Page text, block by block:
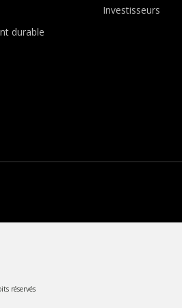
durable
Investisseurs
réservés